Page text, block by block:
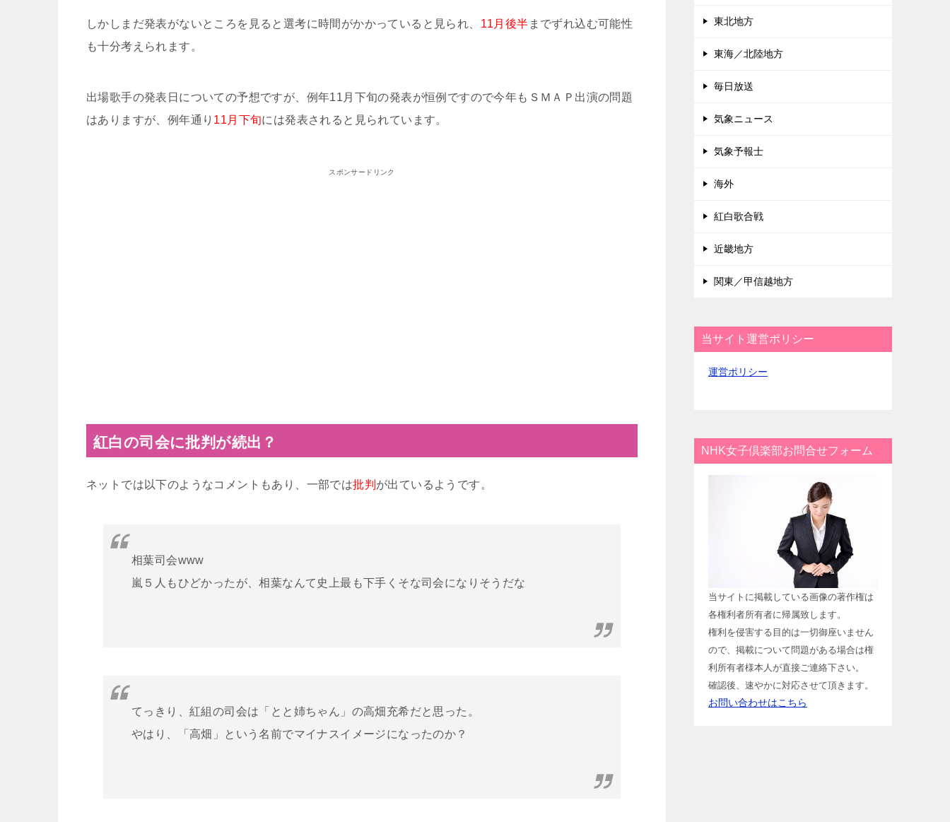
しかしまだ発表がないところを見ると選考に時間がかかっていると見られ、 11月後半 までずれ込む可能性
も十分考えられます。
出場歌手の発表日についての予想ですが、例年11月下旬の発表が恒例ですので今年もＳＭＡＰ出演の問題
はありますが、例年通り 11月下旬には発表されると見られています。
スポンサードリンク
紅白の司会に批判が続出？
ネットでは以下のようなコメントもあり、一部では批判 が出ているようです。
相葉司会www
嵐５人もひどかったが、相葉なんて史上最も下手くそな司会になりそうだな
てっきり、紅組の司会は「とと姉ちゃん」の高畑充希だと思った。
やはり、「高畑」という名前でマイナスイメージになったのか？
東北地方
東海／北陸地方
毎日放送
気象ニュース
気象予報士
海外
紅白歌合戦
近畿地方
関東／甲信越地方
当サイト運営ポリシー
運営ポリシー
NHK女子倶楽部お問合せフォーム
当サイトに掲載している画像の著作権は
各権利者所有者に帰属致します。
権利を侵害する目的は一切御座いません
ので、掲載について問題がある場合は権
利所有者様本人が直接ご連絡下さい。
確認後、速やかに対応させて頂きます。
お問い合わせはこちら